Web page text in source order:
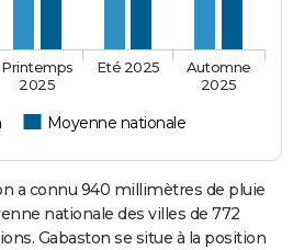
Moyenne nationale
Printemps
2025
Eté 2025
Automne
2025
a connu 940 millimètres de pluie
nationale des villes de 772
Gabaston se situe à la position